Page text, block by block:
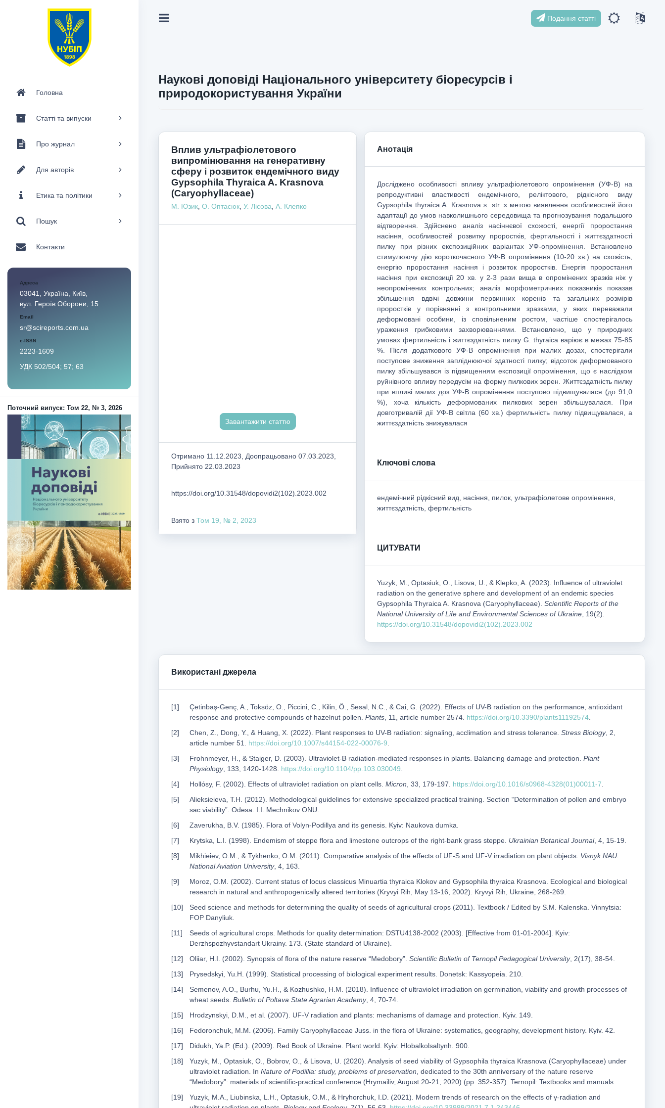
Головна
Статті та випуски
Про журнал
Для авторів
Етика та політики
Пошук
Контакти
Адреса
03041, Україна, Київ,
вул. Героїв Оборони, 15
Email
sr@scireports.com.ua
e-ISSN
2223-1609
УДК 502/504; 57; 63
Поточний випуск: Том 22, № 3, 2026
Подання статті
Наукові доповіді Національного університету біоресурсів і
природокористування України
Вплив ультрафіолетового
випромінювання на генеративну
сферу і розвиток ендемічного виду
Gypsophila Thyraica A. Krasnova
(Caryophyllaceae)
М. Юзик О. Оптасюк У. Лісова А. Клепко
Завантажити статтю
Отримано 11.12.2023, Доопрацьовано 07.03.2023,
Прийнято 22.03.2023
https://doi.org/10.31548/dopovidi2(102).2023.002
Взято з Том 19, № 2, 2023
Анотація
Досліджено особливості впливу ультрафіолетового опромінення (УФ-B) на
репродуктивні властивості ендемічного, реліктового, рідкісного виду
Gypsophila thyraica A. Krasnova s. str. з метою виявлення особливостей його
адаптації до умов навколишнього середовища та прогнозування подальшого
відтворення. Здійснено аналіз насіннєвої схожості, енергії проростання
насіння, особливостей розвитку проростків, фертильності і життєздатності
пилку при різних експозиційних варіантах УФ-опромінення. Встановлено
стимулюючу дію короткочасного УФ-B опромінення (10-20 хв.) на схожість,
енергію проростання насіння і розвиток проростків. Енергія проростання
насіння при експозиції 20 хв. у 2-3 рази вища в опромінених зразків ніж у
неопромінених контрольних; аналіз морфометричних показників показав
збільшення вдвічі довжини первинних коренів та загальних розмірів
проростків у порівнянні з контрольними зразками, у яких переважали
деформовані особини, із сповільненим ростом, частіше спостерігалось
ураження грибковими захворюваннями. Встановлено, що у природних
умовах фертильність і життєздатність пилку G. thyraica варіює в межах 75-85
%. Після додаткового УФ-В опромінення при малих дозах, спостерігали
поступове зниження запліднюючої здатності пилку; відсоток деформованого
пилку збільшувався із підвищенням експозиції опромінення, що є наслідком
руйнівного впливу передусім на форму пилкових зерен. Життєздатність пилку
при впливі малих доз УФ-В опромінення поступово підвищувалася (до 91,0
%), хоча кількість деформованих пилкових зерен збільшувалася. При
довготривалій дії УФ-В світла (60 хв.) фертильність пилку підвищувалася, а
життєздатність знижувалася
Ключові слова
ендемічний рідкісний вид, насіння, пилок, ультрафіолетове опромінення,
життєздатність, фертильність
ЦИТУВАТИ
Yuzyk, M., Optasiuk, O., Lisova, U., & Klepko, A. (2023). Influence of ultraviolet
radiation on the generative sphere and development of an endemic species
Gypsophila Thyraica A. Krasnova (Caryophyllaceae).Scientific Reports of the
National University of Life and Environmental Sciences of Ukraine , 19(2).
https://doi.org/10.31548/dopovidi2(102).2023.002
Використані джерела
Çetinbaş-Genç, A., Toksöz, O., Piccini, C., Kilin, Ö., Sesal, N.C., & Cai, G. (2022). Effects of UV-B radiation on the performance, antioxidant
response and protective compounds of hazelnut pollen. Plants , 11, article number 2574. https://doi.org/10.3390/plants11192574
Chen, Z., Dong, Y., & Huang, X. (2022). Plant responses to UV-B radiation: signaling, acclimation and stress tolerance. Stress Biology, 2,
article number 51. https://doi.org/10.1007/s44154-022-00076-9
Frohnmeyer, H., & Staiger, D. (2003). Ultraviolet-B radiation-mediated responses in plants. Balancing damage and protection. Plant
Physiology, 133, 1420-1428. https://doi.org/10.1104/pp.103.030049
Hollósy, F. (2002). Effects of ultraviolet radiation on plant cells. Micron , 33, 179-197. https://doi.org/10.1016/s0968-4328(01)00011-7
Alieksieieva, T.H. (2012). Methodological guidelines for extensive specialized practical training. Section “Determination of pollen and embryo
sac viability”. Odesa: I.I. Mechnikov ONU.
Zaverukha, B.V. (1985). Flora of Volyn-Podillya and its genesis. Kyiv: Naukova dumka.
Krytska, L.I. (1998). Endemism of steppe flora and limestone outcrops of the right-bank grass steppe. Ukrainian Botanical Journal, 4, 15-19.
Mikhieiev, O.M., & Tykhenko, O.M. (2011). Comparative analysis of the effects of UF-S and UF-V irradiation on plant objects. Visnyk NAU.
National Aviation University, 4, 163.
Moroz, O.M. (2002). Current status of locus classicus Minuartia thyraica Klokov and Gypsophila thyraica Krasnova. Ecological and biological
research in natural and anthropogenically altered territories (Kryvyi Rih, May 13-16, 2002). Kryvyi Rih, Ukraine, 268-269.
Seed science and methods for determining the quality of seeds of agricultural crops (2011). Textbook / Edited by S.M. Kalenska. Vinnytsia:
FOP Danyliuk.
Seeds of agricultural crops. Methods for quality determination: DSTU4138-2002 (2003). [Effective from 01-01-2004]. Kyiv:
Derzhspozhyvstandart Ukrainy. 173. (State standard of Ukraine).
Oliiar, H.I. (2002). Synopsis of flora of the nature reserve “Medobory”. Scientific Bulletin of Ternopil Pedagogical University, 2(17), 38-54.
Prysedskyi, Yu.H. (1999). Statistical processing of biological experiment results. Donetsk: Kassyopeia. 210.
Semenov, A.O., Burhu, Yu.H., & Kozhushko, H.M. (2018). Influence of ultraviolet irradiation on germination, viability and growth processes of
wheat seeds. Bulletin of Poltava State Agrarian Academy, 4, 70-74.
Hrodzynskyi, D.M., et al. (2007). UF-V radiation and plants: mechanisms of damage and protection. Kyiv. 149.
Fedoronchuk, M.M. (2006). Family Caryophyllaceae Juss. in the flora of Ukraine: systematics, geography, development history. Kyiv. 42.
Didukh, Ya.P. (Ed.). (2009). Red Book of Ukraine. Plant world. Kyiv: Hlobalkolsaltynh. 900.
Yuzyk, M., Optasiuk, O., Bobrov, O., & Lisova, U. (2020). Analysis of seed viability of Gypsophila thyraica Krasnova (Caryophyllaceae) under
ultraviolet radiation. In Nature of Podillia: study, problems of preservation , dedicated to the 30th anniversary of the nature reserve
“Medobory”: materials of scientific-practical conference (Hrymailiv, August 20-21, 2020) (pp. 352-357). Ternopil: Textbooks and manuals.
Yuzyk, M.A., Liubinska, L.H., Optasiuk, O.M., & Hryhorchuk, I.D. (2021). Modern trends of research on the effects of γ-radiation and